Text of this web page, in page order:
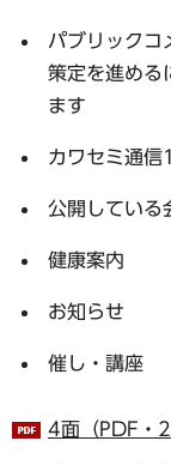
パブリック
策定を進める
ます
カワセミ通
公開してい
健康案内
お知らせ
催し・講座
4面（PDF・